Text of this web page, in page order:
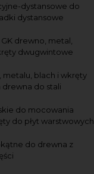
dystansowe do
dystansowe
drewno, metal,
dwugwintowe
metalu, blach i wkręty
do stali
do mocowania
do płyt warstwowych
do drewna z